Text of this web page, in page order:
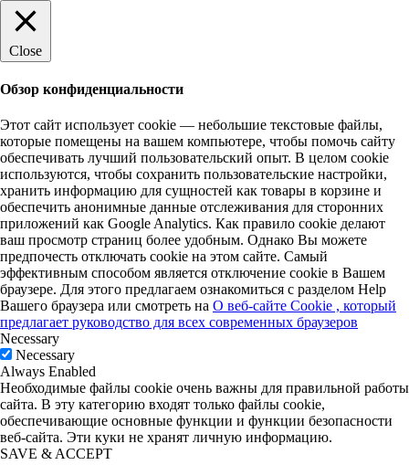
Close
Обзор конфиденциальности
Этот сайт использует cookie — небольшие текстовые файлы,
которые помещены на вашем компьютере, чтобы помочь сайту
обеспечивать лучший пользовательский опыт. В целом cookie
используются, чтобы сохранить пользовательские настройки,
хранить информацию для сущностей как товары в корзине и
обеспечить анонимные данные отслеживания для сторонних
приложений как Google Analytics. Как правило cookie делают
ваш просмотр страниц более удобным. Однако Вы можете
предпочесть отключать cookie на этом сайте. Самый
эффективным способом является отключение cookie в Вашем
браузере. Для этого предлагаем ознакомиться с разделом Help
Вашего браузера или смотреть на О веб-сайте Cookie , который
предлагает руководство для всех современных браузеров
Necessary
Necessary
Always Enabled
Необходимые файлы cookie очень важны для правильной работы
сайта. В эту категорию входят только файлы cookie,
обеспечивающие основные функции и функции безопасности
веб-сайта. Эти куки не хранят личную информацию.
SAVE & ACCEPT